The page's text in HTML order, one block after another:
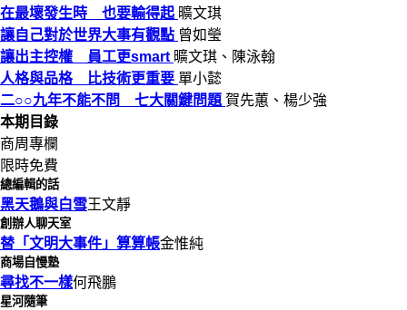
在最壞發生時 也要輸得起 曠文琪
讓自己對於世界大事有觀點 曾如瑩
讓出主控權 員工更smart 曠文琪、陳泳翰
人格與品格 比技術更重要 單小懿
二○○九年不能不問 七大關鍵問題 賀先蕙、楊少強
本期目錄
商周專欄
限時免費
總編輯的話
黑天鵝與白雪王文靜
創辦人聊天室
替「文明大事件」算算帳金惟純
商場自慢塾
尋找不一樣何飛鵬
星河隨筆